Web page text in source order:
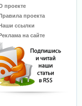
проекте
проекта
ссылки
на сайте